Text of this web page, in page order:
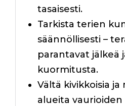
tasaisesti.
Tarkista terien
säännöllisesti –
parantavat jälkeä
kuormitusta.
Vältä kivikkoisia ja
alueita vaurioiden